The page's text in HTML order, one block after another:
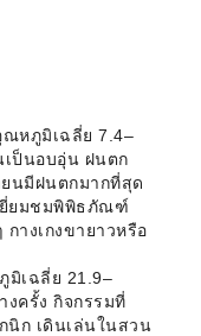
หภูมิเฉลี่ย 7.4–
เป็นอบอุ่น ฝนตก
ยนมีฝนตกมากที่สุด
ยี่ยมชมพิพิธภัณฑ์
างเกงขายาวหรือ
เฉลี่ย 21.9–
งครั้ง กิจกรรมที่
นิก เดินเล่นในสวน